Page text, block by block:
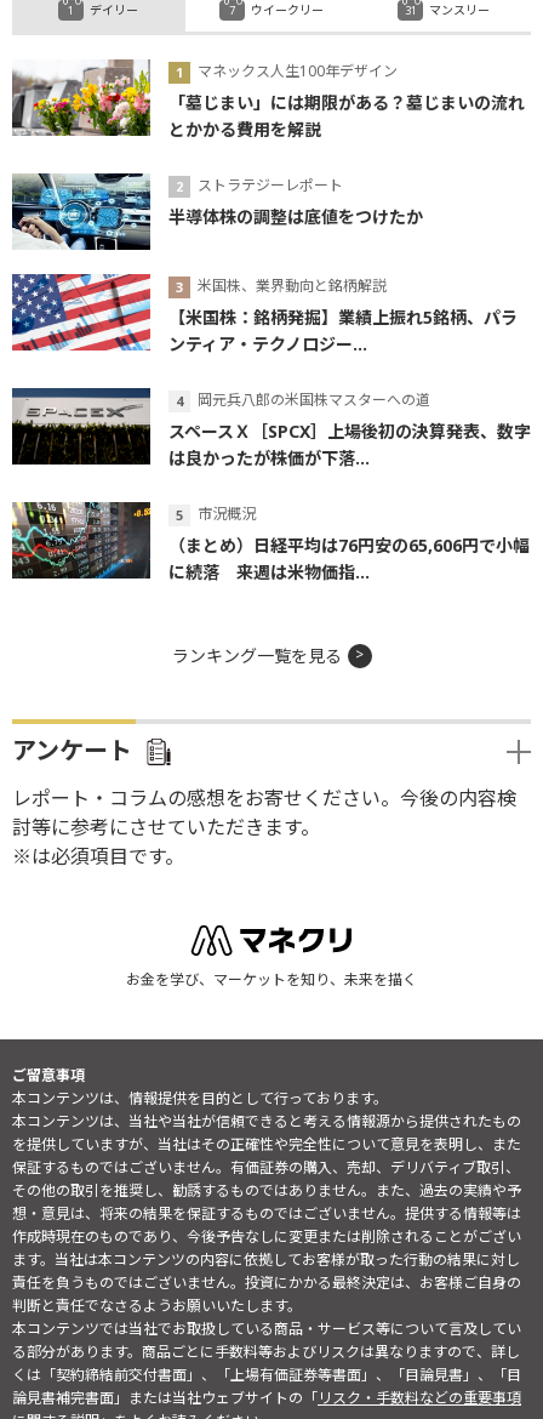
デイリー
マネックス人生100年デザイン
「墓じまい」には期限がある？墓じまいの流れ
とかかる費用を解説
ストラテジーレポート
半導体株の調整は底値をつけたか
米国株、業界動向と銘柄解説
【米国株：銘柄発掘】業績上振れ5銘柄、パラ
ンティア・テクノロジー...
岡元兵八郎の米国株マスターへの道
スペースＸ［SPCX］上場後初の決算発表、数字
は良かったが株価が下落...
市況概況
（まとめ）日経平均は76円安の65,606円で小幅
に続落 来週は米物価指...
ウイークリー マンスリー
ランキング一覧を見る
アンケート
レポート・コラムの感想をお寄せください。今後の内容検
討等に参考にさせていただきます。
※は必須項目です。
お金を学び、マーケットを知り、未来を描く
ご留意事項
本コンテンツは、情報提供を目的として行っております。
本コンテンツは、当社や当社が信頼できると考える情報源から提供されたもの
を提供していますが、当社はその正確性や完全性について意見を表明し、また
保証するものではございません。有価証券の購入、売却、デリバティブ取引、
その他の取引を推奨し、勧誘するものではありません。また、過去の実績や予
想・意見は、将来の結果を保証するものではございません。提供する情報等は
作成時現在のものであり、今後予告なしに変更または削除されることがござい
ます。当社は本コンテンツの内容に依拠してお客様が取った行動の結果に対し
責任を負うものではございません。投資にかかる最終決定は、お客様ご自身の
判断と責任でなさるようお願いいたします。
本コンテンツでは当社でお取扱している商品・サービス等について言及してい
る部分があります。商品ごとに手数料等およびリスクは異なりますので、詳し
くは「契約締結前交付書面」、「上場有価証券等書面」、「目論見書」、「目
論見書補完書面」または当社ウェブサイトの「リスク・手数料などの重要事項